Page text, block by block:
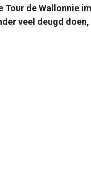
Tour de Wallonnie
veel deugd doen,